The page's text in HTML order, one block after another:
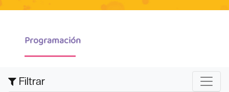
Programación
Filtrar